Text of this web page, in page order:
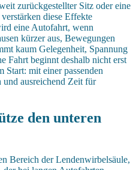
zurückgestellter Sitz oder eine
diese Effekte
eine Autofahrt, wenn
kürzer aus, Bewegungen
kaum Gelegenheit, Spannung
Fahrt beginnt deshalb nicht erst
Start: mit einer passenden
und ausreichend Zeit für
den unteren
Bereich der Lendenwirbelsäule,